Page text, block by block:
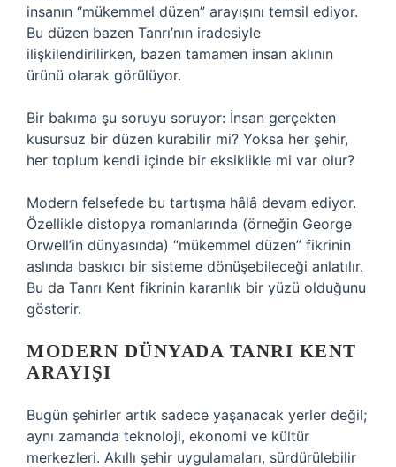
insanın “mükemmel düzen” arayışını temsil ediyor.
Bu düzen bazen Tanrı’nın iradesiyle
ilişkilendirilirken, bazen tamamen insan aklının
ürünü olarak görülüyor.
Bir bakıma şu soruyu soruyor: İnsan gerçekten
kusursuz bir düzen kurabilir mi? Yoksa her şehir,
her toplum kendi içinde bir eksiklikle mi var olur?
Modern felsefede bu tartışma hâlâ devam ediyor.
Özellikle distopya romanlarında (örneğin George
Orwell’in dünyasında) “mükemmel düzen” fikrinin
aslında baskıcı bir sisteme dönüşebileceği anlatılır.
Bu da Tanrı Kent fikrinin karanlık bir yüzü olduğunu
gösterir.
MODERN DÜNYADA TANRI KENT
ARAYIŞI
Bugün şehirler artık sadece yaşanacak yerler değil;
aynı zamanda teknoloji, ekonomi ve kültür
merkezleri. Akıllı şehir uygulamaları, sürdürülebilir